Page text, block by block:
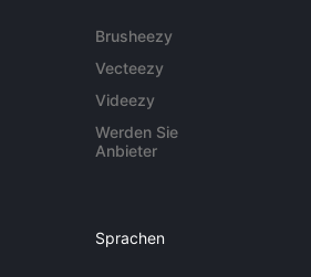
Brusheezy
Vecteezy
Videezy
Werden Sie
Anbieter
Sprachen